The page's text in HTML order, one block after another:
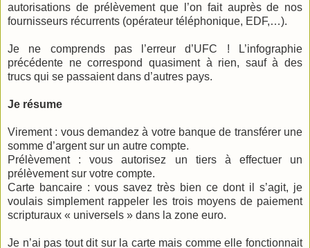
autorisations de prélèvement que l’on fait auprès de nos
fournisseurs récurrents (opérateur téléphonique, EDF,…).
Je ne comprends pas l’erreur d’UFC ! L’infographie
précédente ne correspond quasiment à rien, sauf à des
trucs qui se passaient dans d’autres pays.
Je résume
Virement : vous demandez à votre banque de transférer une
somme d’argent sur un autre compte.
Prélèvement : vous autorisez un tiers à effectuer un
prélèvement sur votre compte.
Carte bancaire : vous savez très bien ce dont il s’agit, je
voulais simplement rappeler les trois moyens de paiement
scripturaux « universels » dans la zone euro.
Je n’ai pas tout dit sur la carte mais comme elle fonctionnait